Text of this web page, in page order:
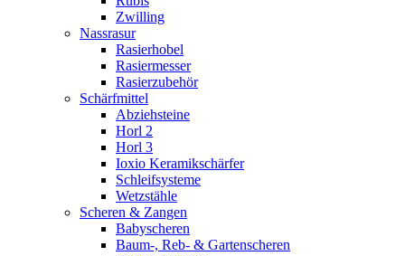
Zwilling
Nassrasur
Rasierhobel
Rasiermesser
Rasierzubehör
Schärfmittel
Abziehsteine
Horl 2
Horl 3
Ioxio Keramikschärfer
Schleifsysteme
Wetzstähle
Scheren & Zangen
Babyscheren
Baum-, Reb- & Gartenscheren